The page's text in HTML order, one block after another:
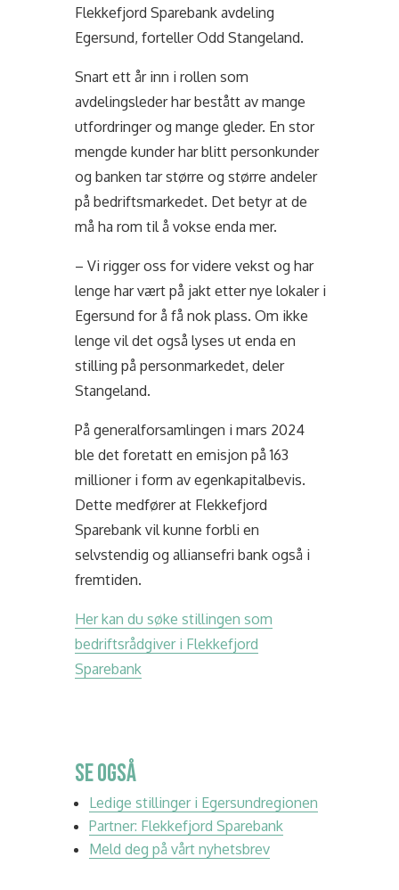
Flekkefjord Sparebank avdeling
Egersund, forteller Odd Stangeland.
Snart ett år inn i rollen som
avdelingsleder har bestått av mange
utfordringer og mange gleder. En stor
mengde kunder har blitt personkunder
og banken tar større og større andeler
på bedriftsmarkedet. Det betyr at de
må ha rom til å vokse enda mer.
– Vi rigger oss for videre vekst og har
lenge har vært på jakt etter nye lokaler i
Egersund for å få nok plass. Om ikke
lenge vil det også lyses ut enda en
stilling på personmarkedet, deler
Stangeland.
På generalforsamlingen i mars 2024
ble det foretatt en emisjon på 163
millioner i form av egenkapitalbevis.
Dette medfører at Flekkefjord
Sparebank vil kunne forbli en
selvstendig og alliansefri bank også i
fremtiden.
Her kan du søke stillingen som
bedriftsrådgiver i Flekkefjord
Sparebank
SE OGSÅ
Ledige stillinger i Egersundregionen
Partner: Flekkefjord Sparebank
Meld deg på vårt nyhetsbrev